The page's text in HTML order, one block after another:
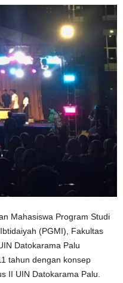
Mahasiswa Program Studi
(PGMI), Fakultas
Datokarama Palu
tahun dengan konsep
II UIN Datokarama Palu.